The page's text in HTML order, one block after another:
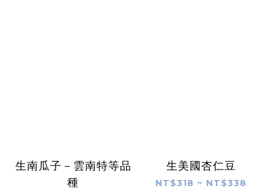
生南瓜子－雲南特等品
種
生美國杏仁豆
NT$318 ~ NT$338